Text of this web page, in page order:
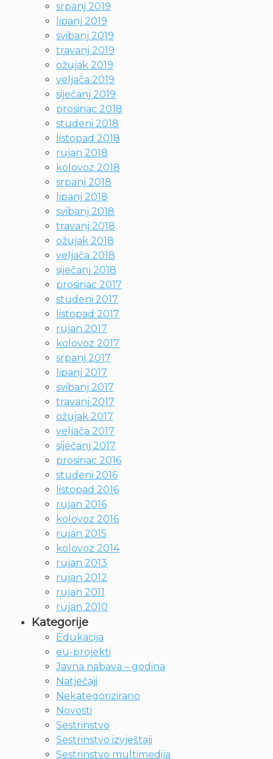
srpanj 2019
lipanj 2019
svibanj 2019
travanj 2019
ožujak 2019
veljača 2019
siječanj 2019
prosinac 2018
studeni 2018
listopad 2018
rujan 2018
kolovoz 2018
srpanj 2018
lipanj 2018
svibanj 2018
travanj 2018
ožujak 2018
veljača 2018
siječanj 2018
prosinac 2017
studeni 2017
listopad 2017
rujan 2017
kolovoz 2017
srpanj 2017
lipanj 2017
svibanj 2017
travanj 2017
ožujak 2017
veljača 2017
siječanj 2017
prosinac 2016
studeni 2016
listopad 2016
rujan 2016
kolovoz 2016
rujan 2015
kolovoz 2014
rujan 2013
rujan 2012
rujan 2011
rujan 2010
Kategorije
Edukacija
eu-projekti
Javna nabava – godina
Natječaji
Nekategorizirano
Novosti
Sestrinstvo
Sestrinstvo izvještaji
Sestrinstvo multimedija